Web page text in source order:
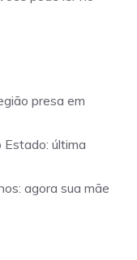
presa em
Estado: última
agora sua mãe